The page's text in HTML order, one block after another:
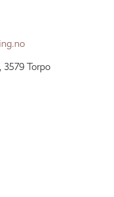
3579 Torpo